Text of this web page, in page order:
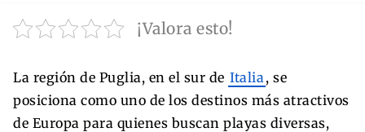
¡Valora esto!
La región de Puglia, en el sur de Italia , se
posiciona como uno de los destinos más atractivos
de Europa para quienes buscan playas diversas,